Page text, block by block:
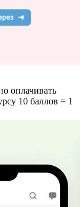
оплачивать
10 баллов = 1